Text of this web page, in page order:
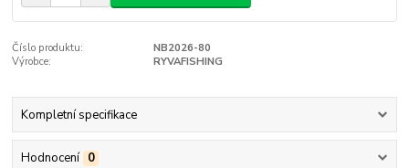
Číslo produktu:
NB2026-80
Výrobce:
RYVAFISHING
Kompletní specifikace
Hodnocení 0